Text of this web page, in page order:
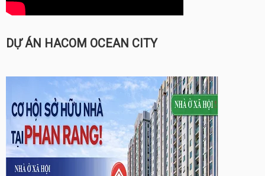
DỰ ÁN HACOM OCEAN CITY